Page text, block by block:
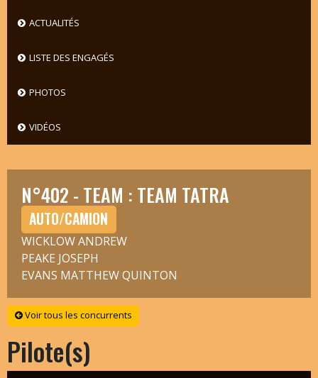
ACTUALITÉS
LISTE DES ENGAGÉS
PHOTOS
VIDÉOS
N°402 - TEAM : TEAM TATRA
AUTO/CAMION
WICKLOW ANDREW
PEAKE JOSEPH
EVANS MATTHEW QUINTON
Voir tous les concurrents
Pilote(s)